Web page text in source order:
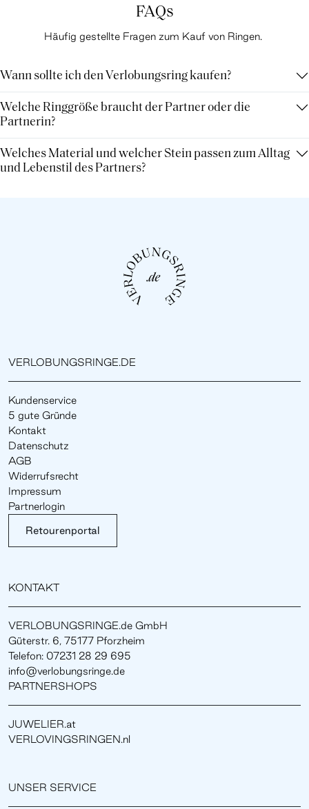
FAQs
Häufig gestellte Fragen zum Kauf von Ringen.
Wann sollte ich den Verlobungsring kaufen?
Welche Ringgröße braucht der Partner oder die
Partnerin?
Welches Material und welcher Stein passen zum Alltag
und Lebenstil des Partners?
VERLOBUNGSRINGE.DE
Kundenservice
5 gute Gründe
Kontakt
Datenschutz
AGB
Widerrufsrecht
Impressum
Partnerlogin
Retourenportal
KONTAKT
VERLOBUNGSRINGE.de GmbH
Güterstr. 6, 75177 Pforzheim
Telefon: 07231 28 29 695
info@verlobungsringe.de
PARTNERSHOPS
JUWELIER.at
VERLOVINGSRINGEN.nl
UNSER SERVICE